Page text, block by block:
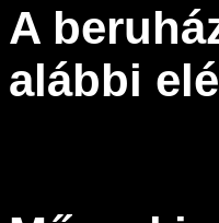
A
alábbi